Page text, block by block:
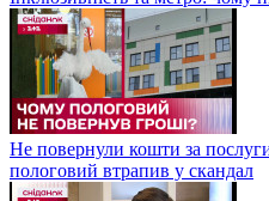
Не повернули кошти за
пологовий втрапив у скандал